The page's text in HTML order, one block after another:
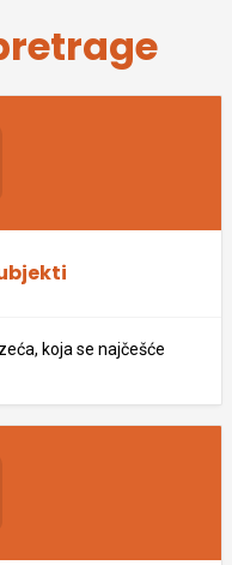
koja se najčešće